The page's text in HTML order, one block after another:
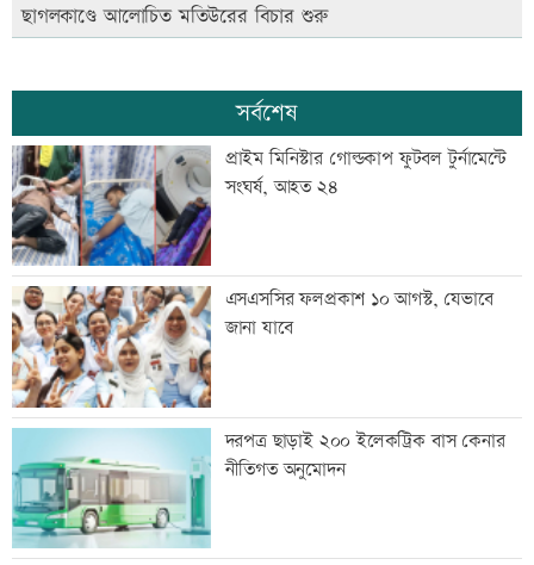
ছাগলকাণ্ডে আলোচিত মতিউরের বিচার শুরু
সর্বশেষ
প্রাইম মিনিস্টার গোল্ডকাপ ফুটবল টুর্নামেন্টে
সংঘর্ষ, আহত ২৪
এসএসসির ফলপ্রকাশ ১০ আগস্ট, যেভাবে
জানা যাবে
দরপত্র ছাড়াই ২০০ ইলেকট্রিক বাস কেনার
নীতিগত অনুমোদন